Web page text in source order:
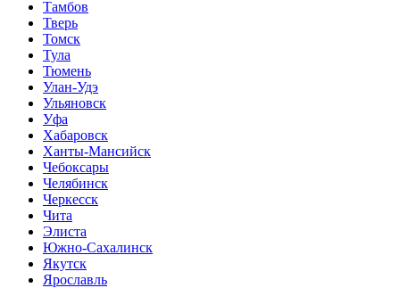
Тамбов
Тверь
Томск
Тула
Тюмень
Улан-Удэ
Ульяновск
Уфа
Хабаровск
Ханты-Мансийск
Чебоксары
Челябинск
Черкесск
Чита
Элиста
Южно-Сахалинск
Якутск
Ярославль